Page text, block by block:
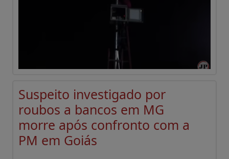
Suspeito investigado por
roubos a bancos em MG
morre após confronto com a
PM em Goiás